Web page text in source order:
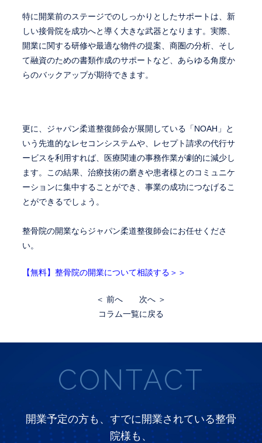
特に開業前のステージでのしっかりとしたサポートは、新
しい接骨院を成功へと導く大きな武器となります。実際、
開業に関する研修や最適な物件の提案、商圏の分析、そし
て融資のための書類作成のサポートなど、あらゆる角度か
らのバックアップが期待できます。
更に、ジャパン柔道整復師会が展開している「NOAH」と
いう先進的なレセコンシステムや、レセプト請求の代行サ
ービスを利用すれば、医療関連の事務作業が劇的に減少し
ます。この結果、治療技術の磨きや患者様とのコミュニケ
ーションに集中することができ、事業の成功につなげるこ
とができるでしょう。
整骨院の開業ならジャパン柔道整復師会にお任せくださ
い。
【無料】整骨院の開業について相談する＞＞
＜ 前へ
次へ ＞
コラム一覧に戻る
CONTACT
開業予定の方も、すでに開業されている整骨
院様も、